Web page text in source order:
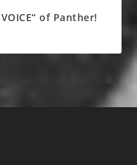
of Panther!